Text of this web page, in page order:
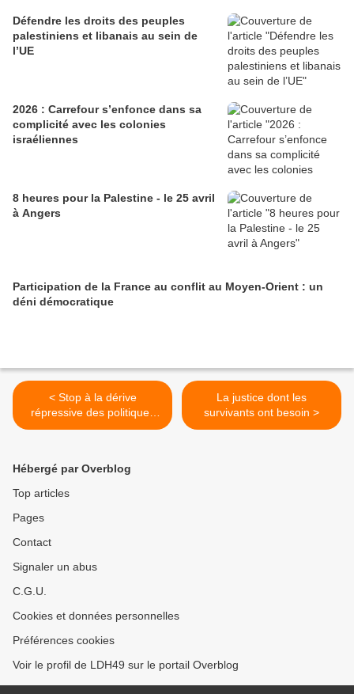
Défendre les droits des peuples
palestiniens et libanais au sein de
l’UE
2026 : Carrefour s’enfonce dans sa
complicité avec les colonies
israéliennes
8 heures pour la Palestine - le 25 avril
à Angers
Participation de la France au conflit au Moyen-Orient : un
déni démocratique
< Stop à la dérive
répressive des politiques
pénales contre les militant-
La justice dont les
survivants ont besoin >
Hébergé par Overblog
Top articles
Pages
Contact
Signaler un abus
C.G.U.
Cookies et données personnelles
Préférences cookies
Voir le profil de LDH49 sur le portail Overblog